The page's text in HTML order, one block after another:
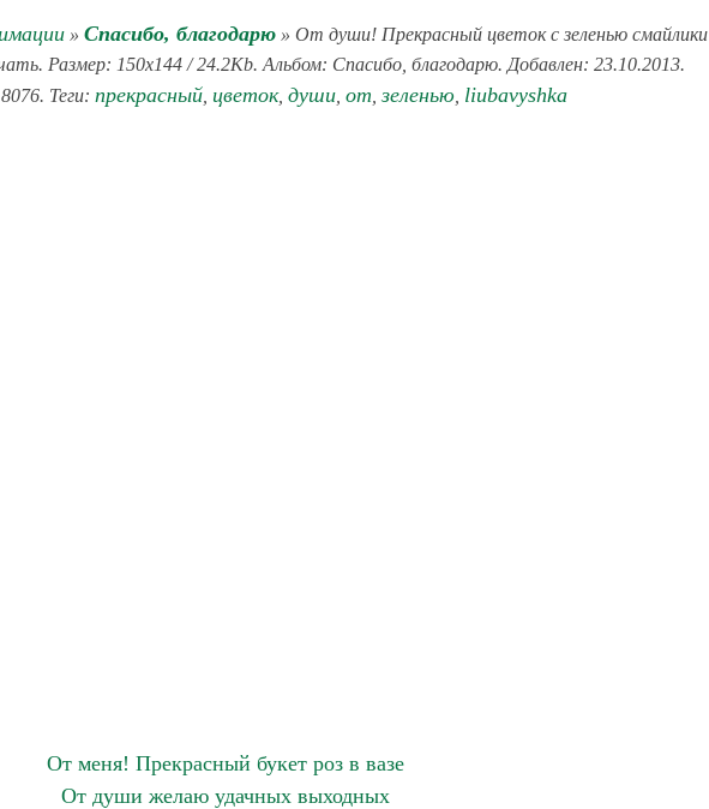
» Спасибо, благодарю» От души! Прекрасный цветок с зеленью смайлики
Размер: 150x144 / 24.2Kb. Альбом: Спасибо, благодарю. Добавлен: 23.10.2013.
Теги: прекрасный, цветок, души, от ,зеленью, liubavyshka
От меня! Прекрасный букет роз в вазе
От души желаю удачных выходных